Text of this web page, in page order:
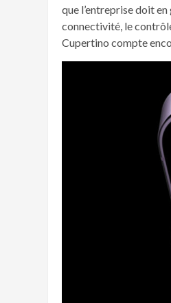
que l’entreprise doit
connectivité, le
Cupertino compte